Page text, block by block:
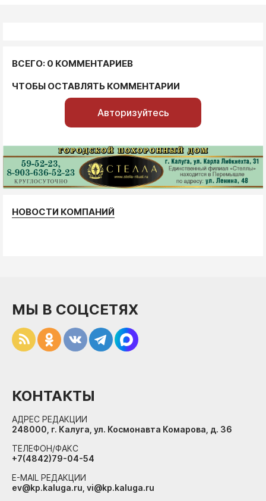
ВСЕГО: 0 КОММЕНТАРИЕВ
ЧТОБЫ ОСТАВЛЯТЬ КОММЕНТАРИИ
Авторизуйтесь
НОВОСТИ КОМПАНИЙ
МЫ В СОЦСЕТЯХ
КОНТАКТЫ
АДРЕС РЕДАКЦИИ
248000, г. Калуга, ул. Космонавта Комарова, д. 36
ТЕЛЕФОН/ФАКС
+7(4842)79-04-54
E-MAIL РЕДАКЦИИ
ev@kp.kaluga.ru, vi@kp.kaluga.ru